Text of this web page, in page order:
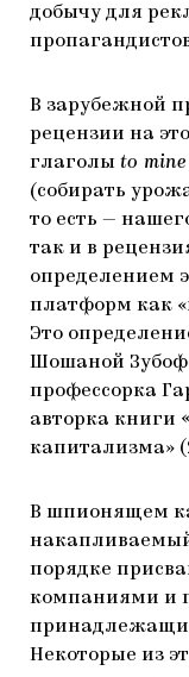
добычу для
В зарубежной
рецензии на
глаголы to mine
(собирать
то есть —
так и в
определением
платформ как
Это
Шошаной
профессорка
авторка книги
капитализма»
В шпионящем
порядке
компаниями и
Некоторые из